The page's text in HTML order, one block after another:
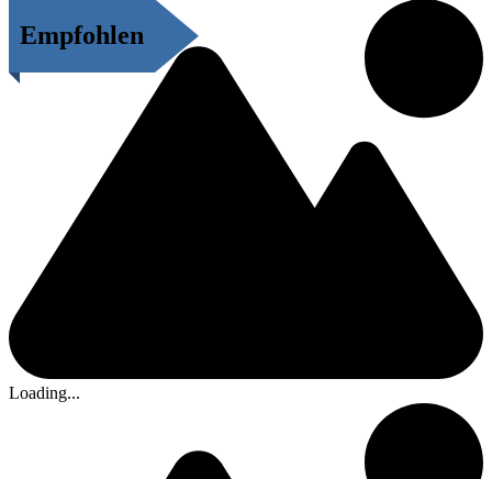
Empfohlen
Loading...